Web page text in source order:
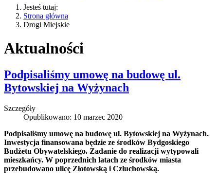
Jesteś tutaj:
Strona główna
Drogi Miejskie
Aktualności
Podpisaliśmy umowę na budowę ul.
Bytowskiej na Wyżynach
Szczegóły
Opublikowano: 10 marzec 2020
Podpisaliśmy umowę na budowę ul. Bytowskiej na Wyżynach.
Inwestycja finansowana będzie ze środków Bydgoskiego
Budżetu Obywatelskiego. Zadanie do realizacji wytypowali
mieszkańcy. W poprzednich latach ze środków miasta
przebudowano ulicę Złotowską i Człuchowską.